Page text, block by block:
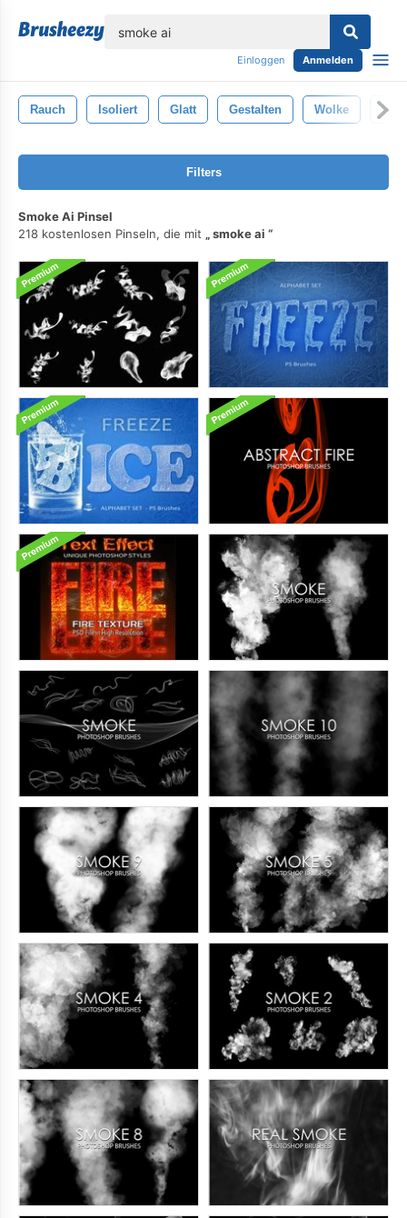
Einloggen Anmelden
Rauch Isoliert Glatt Gestalten Wolke
Filters
Smoke Ai Pinsel
218 kostenlosen Pinseln, die mit
smoke ai